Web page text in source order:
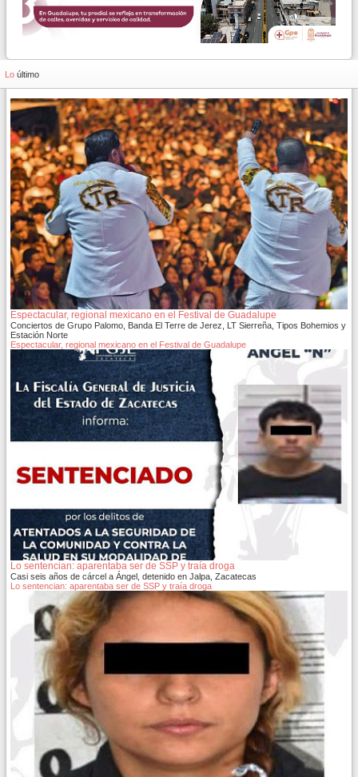
Lo último
Espectacular, regional mexicano en el Festival de Guadalupe
Conciertos de Grupo Palomo, Banda El Terre de Jerez, LT Sierreña, Tipos Bohemios y
Estación Norte
Espectacular, regional mexicano en el Festival de Guadalupe
Lo sentencian: aparentaba ser de SSP y traía droga
Casi seis años de cárcel a Ángel, detenido en Jalpa, Zacatecas
Lo sentencian: aparentaba ser de SSP y traía droga